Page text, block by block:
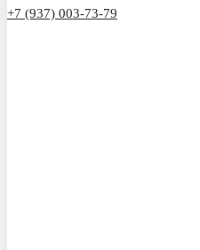
+7 (937) 003-73-79